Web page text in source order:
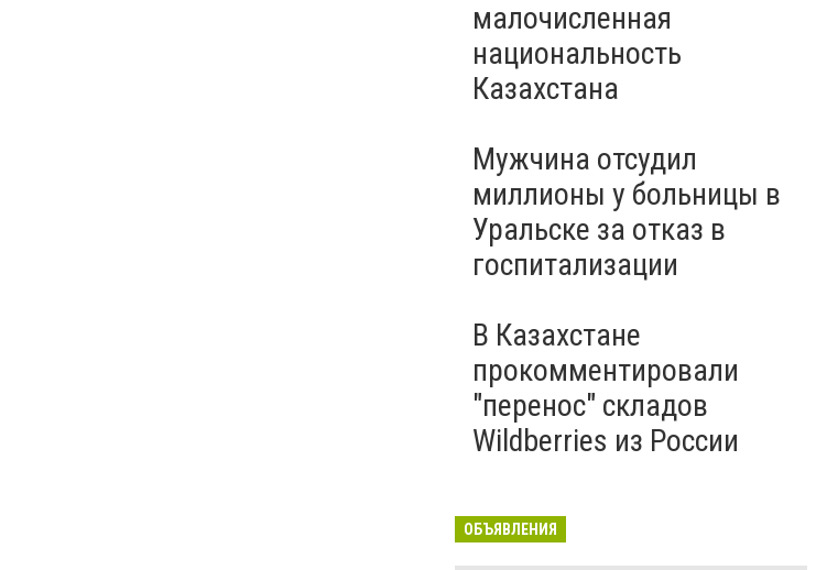
малочисленная
национальность
Казахстана
Мужчина отсудил
миллионы у больницы в
Уральске за отказ в
госпитализации
В Казахстане
прокомментировали
"перенос" складов
Wildberries из России
ОБЪЯВЛЕНИЯ